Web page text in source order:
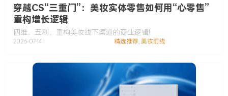
穿越CS“三重门”：美妆实体零售如何用“心零售”
重构增长逻辑
四维、五利，重构美妆线下渠道的商业逻辑!
2026-07-14 精选推荐,美妆前线